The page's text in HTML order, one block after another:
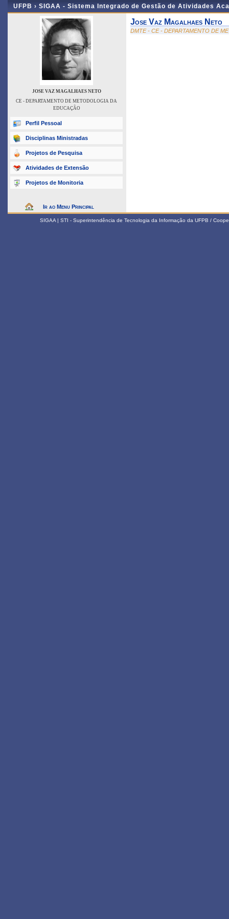
UFPB › SIGAA - Sistema Integrado de Gestão de Atividades
JOSE VAZ MAGALHAES NETO
CE - DEPARTAMENTO DE METODOLOGIA DA
EDUCAÇÃO
Perfil Pessoal
Disciplinas Ministradas
Projetos de Pesquisa
Atividades de Extensão
Projetos de Monitoria
Ir ao Menu Principal
Jose Vaz Magalhaes Neto
DMTE - CE - DEPARTAMENTO DE
SIGAA | STI - Superintendência de Tecnologia da Informação da UFPB /